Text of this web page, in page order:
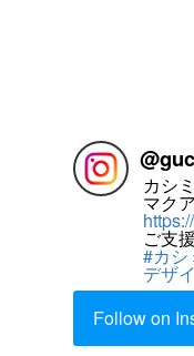
@
カシ
マク
ご支
#カシ
デザ
Follow on